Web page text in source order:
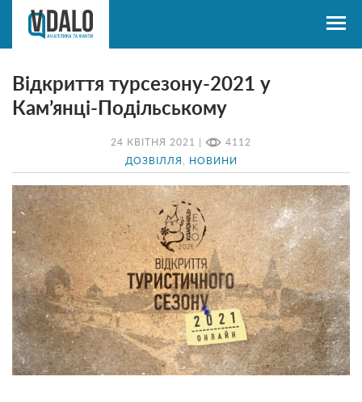
24 КВІТНЯ 2021 | 4112
ДОЗВІЛЛЯ НОВИНИ
Відкриття турсезону-2021 у
Кам’янці-Подільському